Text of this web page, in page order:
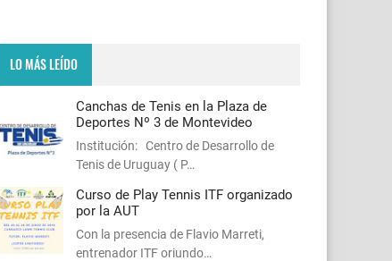
LO MÁS LEÍDO
Canchas de Tenis en la Plaza de
Deportes Nº 3 de Montevideo
Institución: Centro de Desarrollo de
Tenis de Uruguay ( P…
Curso de Play Tennis ITF organizado
por la AUT
Con la presencia de Flavio Marreti,
entrenador ITF oriundo…